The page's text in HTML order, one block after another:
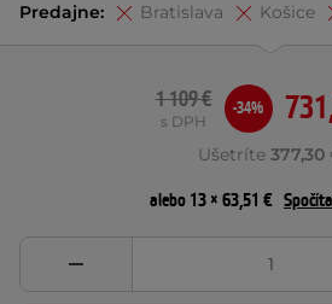
Predajne: Bratislava Košice
1 109 €
s DPH
-34%
Ušetríte 377,30
alebo 13 × 63,51 €